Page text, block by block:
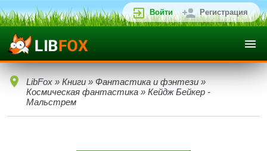
Войти Регистрация
LibFox » Книги » Фантастика и фэнтези »
Космическая фантастика » Кейдж Бейкер -
Мальстрем